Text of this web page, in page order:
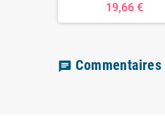
19,66 €
chat Commentaires